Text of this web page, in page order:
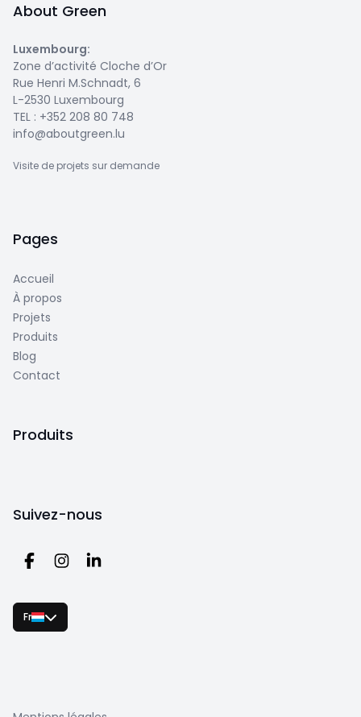
About Green
Luxembourg:
Zone d’activité Cloche d’Or
Rue Henri M.Schnadt, 6
L-2530 Luxembourg
TEL : +352 208 80 748
info@aboutgreen.lu
Visite de projets sur demande
Pages
Accueil
À propos
Projets
Produits
Blog
Contact
Produits
Suivez-nous
Fr